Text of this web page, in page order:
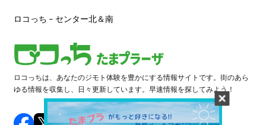
ロコっち – センター北＆南
ロコっちは、あなたのジモト体験を豊かにする情報サイトです。街のあら
ゆる情報を収集し、日々更新しています。早速情報を探してみよう！